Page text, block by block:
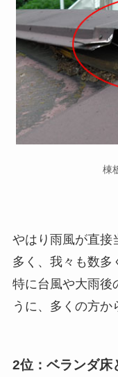
棟
やはり雨風が直接
多く、我々も数多
特に台風や大雨後
うに、多くの方か
2位：ベランダ床